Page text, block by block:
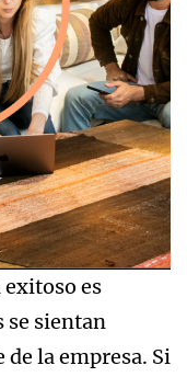
exitoso es
se sientan
la empresa. Si